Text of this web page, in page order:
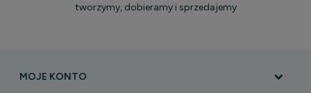
tworzymy, dobieramy i sprzedajemy
MOJE KONTO